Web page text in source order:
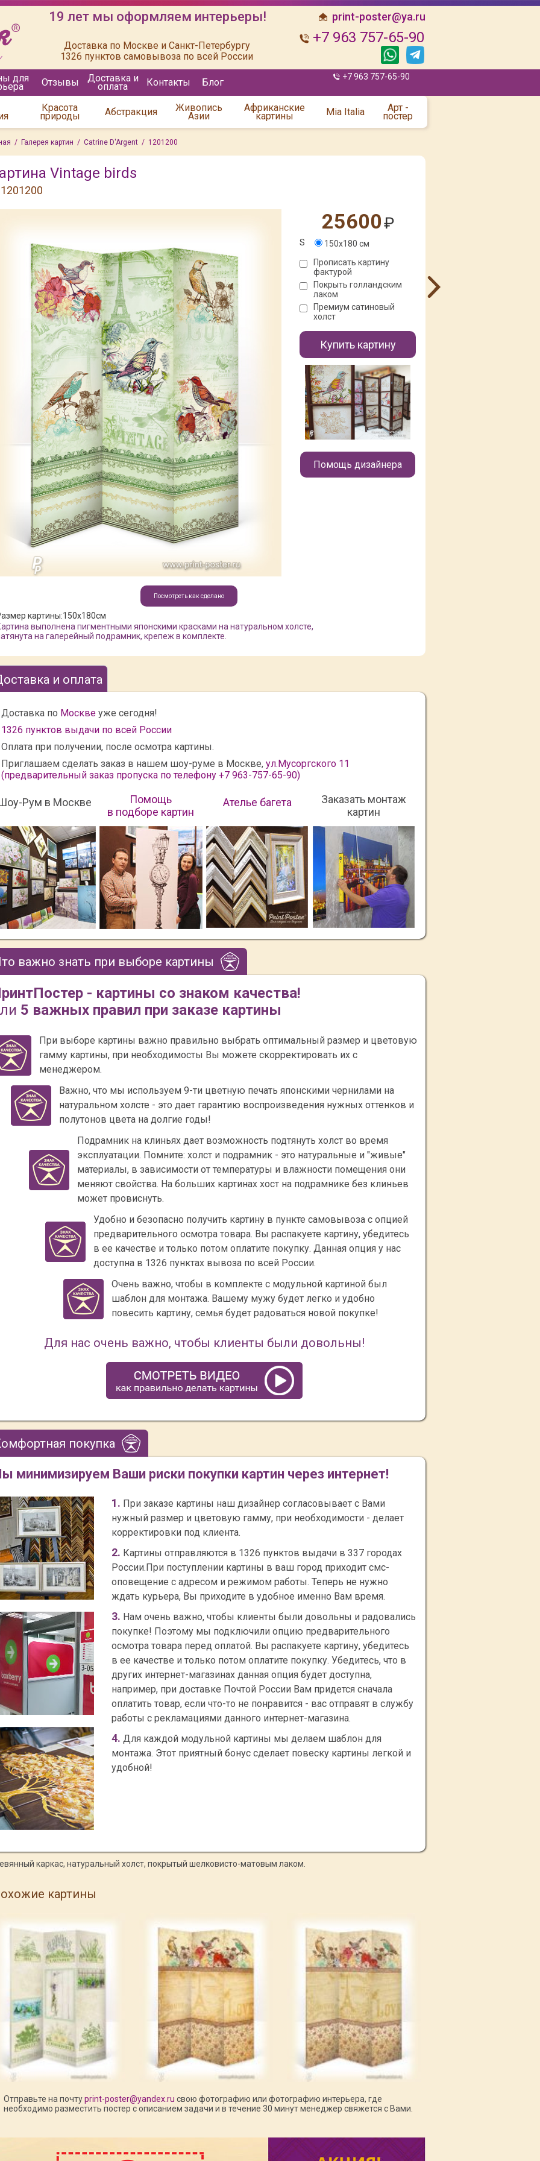
19 лет мы оформляем интерьеры!
Доставка по Москве и Санкт-Петербургу
1326 пунктов самовывоза по всей России
print-poster@ya.ru
+7 963 757-65-90
Красота
природы Абстракция Живопись
Азии
Африканские
картины Mia Italia Арт -
постер
для Отзывы Доставка и
оплата Контакты Блог +7 963 757-65-90
/ Галерея картин / Catrine D'Argent / 1201200
Vintage birds
25600₽
S
150x180 см
Прописать картину
фактурой
Покрыть голландским
лаком
Премиум сатиновый
холст
Купить картину
Помощь дизайнера
Посмотреть как сделано
картины:150x180см
выполнена пигментными японскими красками на натуральном холсте,
на галерейный подрамник, крепеж в комплекте.
и оплата
Доставка по Москве уже сегодня!
1326 пунктов выдачи по всей России
Оплата при получении, после осмотра картины.
Приглашаем сделать заказ в нашем шоу-руме в Москве, ул.Мусоргского 11
(предварительный заказ пропуска по телефону +7 963-757-65-90)
Рум в Москве
Помощь
в подборе картин
Ателье багета
Заказать монтаж
картин
важно знать при выборе картины
- картины со знаком качества!
5 важных правил при заказе картины
При выборе картины важно правильно выбрать оптимальный размер и цветовую
гамму картины, при необходимосты Вы можете скорректировать их с
менеджером.
Важно, что мы используем 9-ти цветную печать японскими чернилами на
натуральном холсте - это дает гарантию воспроизведения нужных оттенков и
полутонов цвета на долгие годы!
Подрамник на клиньях дает возможность подтянуть холст во время
эксплуатации. Помните: холст и подрамник - это натуральные и "живые"
материалы, в зависимости от температуры и влажности помещения они
меняют свойства. На больших картинах хост на подрамнике без клиньев
может провиснуть.
Удобно и безопасно получить картину в пункте самовывоза с опцией
предварительного осмотра товара. Вы распакуете картину, убедитесь
в ее качестве и только потом оплатите покупку. Данная опция у нас
доступна в 1326 пунктах вывоза по всей России.
Очень важно, чтобы в комплекте с модульной картиной был
шаблон для монтажа. Вашему мужу будет легко и удобно
повесить картину, семья будет радоваться новой покупке!
Для нас очень важно, чтобы клиенты были довольны!
покупка
минимизируем Ваши риски покупки картин через интернет!
1. При заказе картины наш дизайнер согласовывает с Вами
нужный размер и цветовую гамму, при необходимости - делает
корректировки под клиента.
2. Картины отправляются в 1326 пунктов выдачи в 337 городах
России.При поступлении картины в ваш город приходит смс-
оповещение с адресом и режимом работы. Теперь не нужно
ждать курьера, Вы приходите в удобное именно Вам время.
3. Нам очень важно, чтобы клиенты были довольны и радовались
покупке! Поэтому мы подключили опцию предварительного
осмотра товара перед оплатой. Вы распакуете картину, убедитесь
в ее качестве и только потом оплатите покупку. Убедитесь, что в
других интернет-магазинах данная опция будет доступна,
например, при доставке Почтой России Вам придется сначала
оплатить товар, если что-то не понравится - вас отправят в службу
работы с рекламациями данного интернет-магазина.
4. Для каждой модульной картины мы делаем шаблон для
монтажа. Этот приятный бонус сделает повеску картины легкой и
удобной!
каркас, натуральный холст, покрытый шелковисто-матовым лаком.
картины
Отправьте на почтуprint-poster@yandex.ru свою фотографию или фотографию интерьера, где
необходимо разместить постер с описанием задачи и в течение 30 минут менеджер свяжется с Вами.